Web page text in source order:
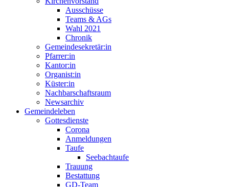
Ausschüsse
Teams & AGs
Wahl 2021
Chronik
Gemeindesekretär:in
Pfarrer:in
Kantor:in
Organist:in
Küster:in
Nachbarschaftsraum
Newsarchiv
Gemeindeleben
Gottesdienste
Corona
Anmeldungen
Taufe
Seebachtaufe
Trauung
Bestattung
GD-Team